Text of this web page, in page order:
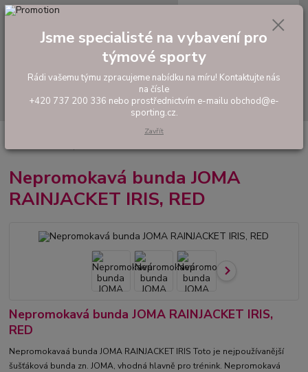
Hledat
tel: +420 737 200 336
0,00 Kč
Oblečení do deště
RAINJACKET IRIS, RED
Nepromokavá bunda JOMA
RAINJACKET IRIS, RED
Nepromokavá bunda JOMA RAINJACKET IRIS,
RED
Nepromokavaá bunda JOMA RAINJACKET IRIS Toto je nejpoužívanější
šušťáková bunda zn. JOMA, vhodná hlavně pro trénink. Nepromokavá
Jsme specialisté na vybavení pro
týmové sporty
Rádi vašemu týmu zpracujeme nabídku na míru! Kontaktujte nás
na čísle
+420 737 200 336 nebo prostřednictvím e-mailu obchod@e-
sporting.cz.
Zavřít